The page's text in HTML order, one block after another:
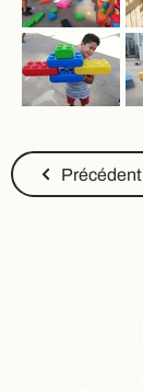
Précédent